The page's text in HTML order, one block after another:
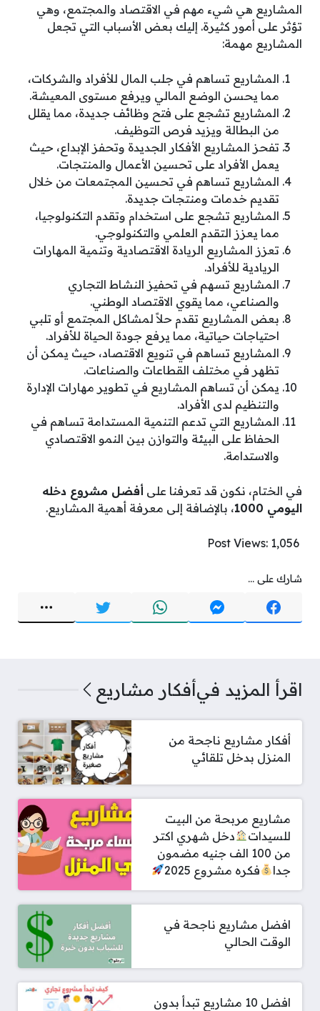
المشاريع هي شيء مهم في الاقتصاد والمجتمع، وهي
تؤثر على أمور كثيرة. إليك بعض الأسباب التي تجعل
المشاريع مهمة:
المشاريع تساهم في جلب المال للأفراد والشركات،
مما يحسن الوضع المالي ويرفع مستوى المعيشة.
المشاريع تشجع على فتح وظائف جديدة، مما يقلل
من البطالة ويزيد فرص التوظيف.
تفحز المشاريع الأفكار الجديدة وتحفز الإبداع، حيث
يعمل الأفراد على تحسين الأعمال والمنتجات.
المشاريع تساهم في تحسين المجتمعات من خلال
تقديم خدمات ومنتجات جديدة.
المشاريع تشجع على استخدام وتقدم التكنولوجيا،
مما يعزز التقدم العلمي والتكنولوجي.
تعزز المشاريع الريادة الاقتصادية وتنمية المهارات
الريادية للأفراد.
المشاريع تسهم في تحفيز النشاط التجاري
والصناعي، مما يقوي الاقتصاد الوطني.
بعض المشاريع تقدم حلاً لمشاكل المجتمع أو تلبي
احتياجات حياتية، مما يرفع جودة الحياة للأفراد.
المشاريع تساهم في تنويع الاقتصاد، حيث يمكن أن
تظهر في مختلف القطاعات والصناعات.
يمكن أن تساهم المشاريع في تطوير مهارات الإدارة
والتنظيم لدى الأفراد.
المشاريع التي تدعم التنمية المستدامة تساهم في
الحفاظ على البيئة والتوازن بين النمو الاقتصادي
والاستدامة.
في الختام، نكون قد تعرفنا على أفضل مشروع دخله
اليومي 1000
، بالإضافة إلى معرفة أهمية المشاريع.
Post Views: 1٬056
شارك على ...
اقرأ المزيد فيأفكار مشاريع
أفكار مشاريع ناجحة من
المنزل بدخل تلقائي
مشاريع مربحة من البيت
للسيدات
دخل شهري اكتر
من 100 الف جنيه مضمون
جدا
فكره مشروع 2025
افضل مشاريع ناجحة في
الوقت الحالي
افضل 10 مشاريع تبدأ بدون